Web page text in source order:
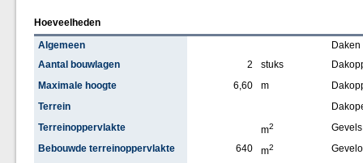
Hoeveelheden
Algemeen
Daken
Aantal bouwlagen
2 stuks
Maximale hoogte
6,60 m
Terrein
Terreinoppervlakte
m2
Gevels
Bebouwde terreinoppervlakte
640 m2